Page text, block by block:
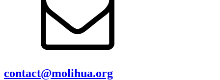
contact@molihua.org